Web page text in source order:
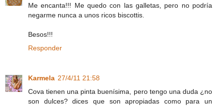
Me encanta!!! Me quedo con las galletas, pero no podría
negarme nunca a unos ricos biscottis.
Besos!!!
Responder
Karmela 27/4/11 21:58
Cova tienen una pinta buenísima, pero tengo una duda ¿no
son dulces? dices que son apropiadas como para un